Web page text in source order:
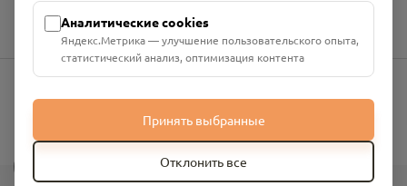
Аналитические cookies
Яндекс.Метрика — улучшение пользовательского опыта,
статистический анализ, оптимизация контента
Принять выбранные
Отклонить все